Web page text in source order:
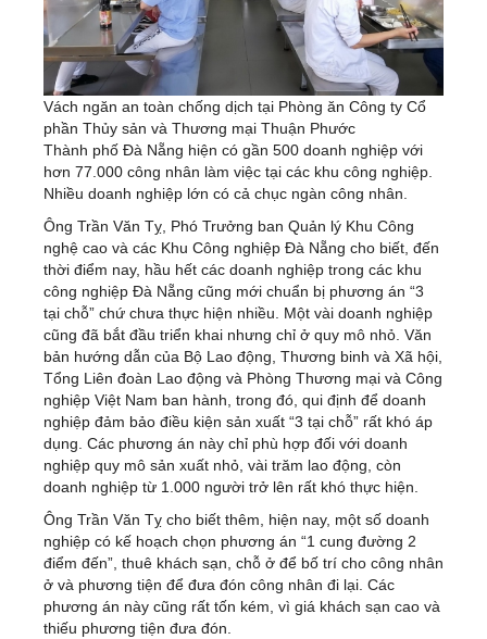
Vách ngăn an toàn chống dịch tại Phòng ăn Công ty Cổ
phần Thủy sản và Thương mại Thuận Phước
Thành phố Đà Nẵng hiện có gần 500 doanh nghiệp với
hơn 77.000 công nhân làm việc tại các khu công nghiệp.
Nhiều doanh nghiệp lớn có cả chục ngàn công nhân.
Ông Trần Văn Tỵ, Phó Trưởng ban Quản lý Khu Công
nghệ cao và các Khu Công nghiệp Đà Nẵng cho biết, đến
thời điểm nay, hầu hết các doanh nghiệp trong các khu
công nghiệp Đà Nẵng cũng mới chuẩn bị phương án “3
tại chỗ” chứ chưa thực hiện nhiều. Một vài doanh nghiệp
cũng đã bắt đầu triển khai nhưng chỉ ở quy mô nhỏ. Văn
bản hướng dẫn của Bộ Lao động, Thương binh và Xã hội,
Tổng Liên đoàn Lao động và Phòng Thương mại và Công
nghiệp Việt Nam ban hành, trong đó, qui định để doanh
nghiệp đảm bảo điều kiện sản xuất “3 tại chỗ” rất khó áp
dụng. Các phương án này chỉ phù hợp đối với doanh
nghiệp quy mô sản xuất nhỏ, vài trăm lao động, còn
doanh nghiệp từ 1.000 người trở lên rất khó thực hiện.
Ông Trần Văn Tỵ cho biết thêm, hiện nay, một số doanh
nghiệp có kế hoạch chọn phương án “1 cung đường 2
điểm đến”, thuê khách sạn, chỗ ở để bố trí cho công nhân
ở và phương tiện để đưa đón công nhân đi lại. Các
phương án này cũng rất tốn kém, vì giá khách sạn cao và
thiếu phương tiện đưa đón.